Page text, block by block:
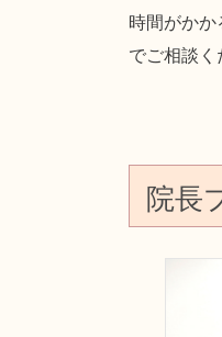
時間がかか
でご相談く
院長